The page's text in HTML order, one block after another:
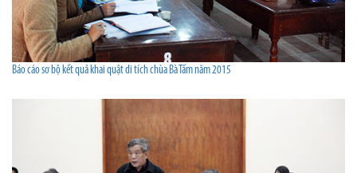
Báo cáo sơ bộ kết quả khai quật di tích chùa Bà Tấm năm 2015